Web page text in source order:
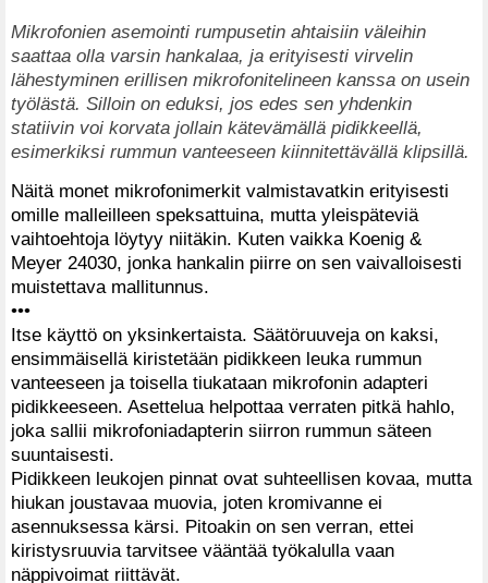
Mikrofonien asemointi rumpusetin ahtaisiin väleihin
saattaa olla varsin hankalaa, ja erityisesti virvelin
lähestyminen erillisen mikrofonitelineen kanssa on usein
työlästä. Silloin on eduksi, jos edes sen yhdenkin
statiivin voi korvata jollain kätevämällä pidikkeellä,
esimerkiksi rummun vanteeseen kiinnitettävällä klipsillä.
Näitä monet mikrofonimerkit valmistavatkin erityisesti
omille malleilleen speksattuina, mutta yleispäteviä
vaihtoehtoja löytyy niitäkin. Kuten vaikka Koenig &
Meyer 24030, jonka hankalin piirre on sen vaivalloisesti
muistettava mallitunnus.
•••
Itse käyttö on yksinkertaista. Säätöruuveja on kaksi,
ensimmäisellä kiristetään pidikkeen leuka rummun
vanteeseen ja toisella tiukataan mikrofonin adapteri
pidikkeeseen. Asettelua helpottaa verraten pitkä hahlo,
joka sallii mikrofoniadapterin siirron rummun säteen
suuntaisesti.
Pidikkeen leukojen pinnat ovat suhteellisen kovaa, mutta
hiukan joustavaa muovia, joten kromivanne ei
asennuksessa kärsi. Pitoakin on sen verran, ettei
kiristysruuvia tarvitsee vääntää työkalulla vaan
näppivoimat riittävät.